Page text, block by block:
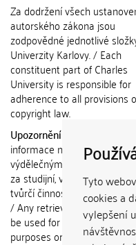
Tyto
cookies a
vylepšení
Za dodržení všech
autorského zákona jsou
zodpovědné jednotlivé
Univerzity Karlovy. / Each
constituent part of Charles
University is responsible for
adherence to all provisions
copyright law.
Upozornění / Notice:
informace nemohou být
výdělečným účelům nebo
za studijní, vědeckou nebo
tvůrčí činnost jiné osoby
/ Any retrieved information
be used for any commercial
purposes or claimed as